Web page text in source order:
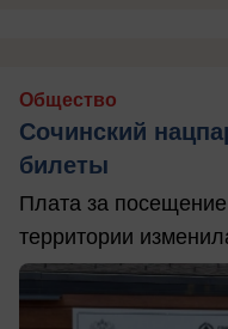
Общество
Сочинский
билеты
Плата за
территории